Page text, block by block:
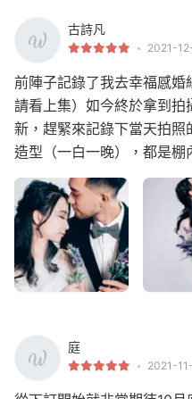
古詩凡
2021-
前陣子記錄了我去幸福感
請看上集）如今終於拿到
新，趕緊來記錄下當天拍
造型（一白一晚），都是棚
庭
2021-